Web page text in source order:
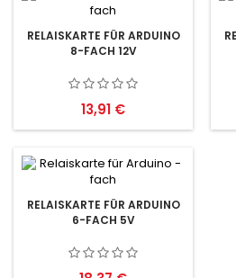
RELAISKARTE FÜR ARDUINO
8-FACH 12V
Preis
13,91 €
RELAISKARTE FÜR ARDUINO
6-FACH 5V